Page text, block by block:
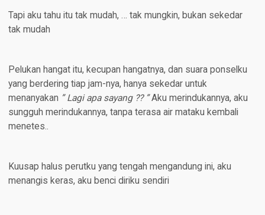
Tapi aku tahu itu tak mudah, … tak mungkin, bukan sekedar
tak mudah
Pelukan hangat itu, kecupan hangatnya, dan suara ponselku
yang berdering tiap jam-nya, hanya sekedar untuk
menanyakan ” Lagi apa sayang ?? ”Aku merindukannya, aku
sungguh merindukannya, tanpa terasa air mataku kembali
menetes..
Kuusap halus perutku yang tengah mengandung ini, aku
menangis keras, aku benci diriku sendiri